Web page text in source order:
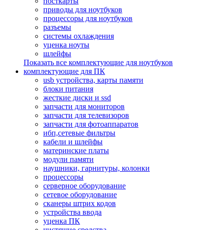
приводы для ноутбуков
процессоры для ноутбуков
разъемы
системы охлаждения
уценка ноуты
шлейфы
Показать все комплектующие для ноутбуков
комплектующие для ПК
usb устройства, карты памяти
блоки питания
жесткие диски и ssd
запчасти для мониторов
запчасти для телевизоров
запчасти для фотоаппаратов
ибп,сетевые фильтры
кабели и шлейфы
материнские платы
модули памяти
наушники, гарнитуры, колонки
процессоры
серверное оборудование
сетевое оборудование
сканеры штрих кодов
устройства ввода
уценка ПК